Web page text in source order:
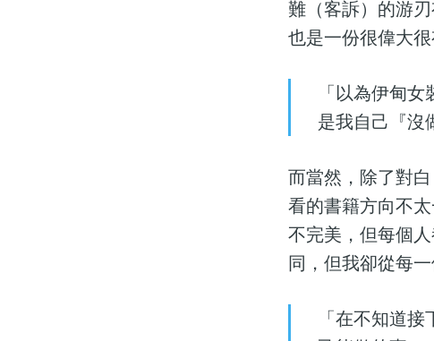
難（客訴）的游
也是一份很偉大
「以為伊甸
是我自己『沒
而當然，除了對
看的書籍方向不
不完美，但每個
同，但我卻從每
「在不知道